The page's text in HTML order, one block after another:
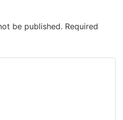
be published. Required